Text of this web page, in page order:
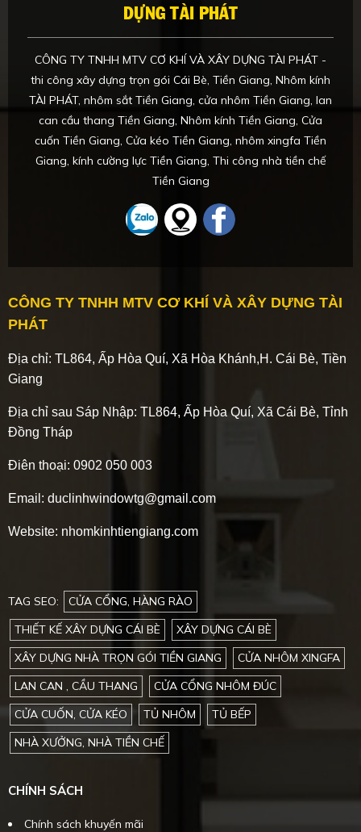
DỰNG TÀI PHÁT
CÔNG TY TNHH MTV CƠ KHÍ VÀ XÂY DỰNG TÀI PHÁT -
thi công xây dựng trọn gói Cái Bè, Tiền Giang, Nhôm kính
TÀI PHÁT, nhôm sắt Tiền Giang, cửa nhôm Tiền Giang, lan
can cầu thang Tiền Giang, Nhôm kính Tiền Giang, Cửa
cuốn Tiền Giang, Cửa kéo Tiền Giang, nhôm xingfa Tiền
Giang, kính cường lực Tiền Giang, Thi công nhà tiền chế
Tiền Giang
CÔNG TY TNHH MTV CƠ KHÍ VÀ XÂY DỰNG TÀI
PHÁT
Địa chỉ: TL864, Ấp Hòa Quí, Xã Hòa Khánh,H. Cái Bè, Tiền
Giang
Địa chỉ sau Sáp Nhập: TL864, Ấp Hòa Quí, Xã Cái Bè, Tỉnh
Đồng Tháp
Điên thoại: 0902 050 003
Email: duclinhwindowtg@gmail.com
Website: nhomkinhtiengiang.com
TAG SEO:
CỬA CỔNG, HÀNG RÀO
THIẾT KẾ XÂY DỰNG CÁI BÈ
XÂY DỰNG CÁI BÈ
XÂY DỰNG NHÀ TRỌN GÓI TIỀN GIANG
CỬA NHÔM XINGFA
LAN CAN , CẦU THANG
CỬA CỔNG NHÔM ĐÚC
CỬA CUỐN, CỬA KÉO
TỦ NHÔM
TỦ BẾP
NHÀ XƯỞNG, NHÀ TIỀN CHẾ
CHÍNH SÁCH
Chính sách khuyến mãi